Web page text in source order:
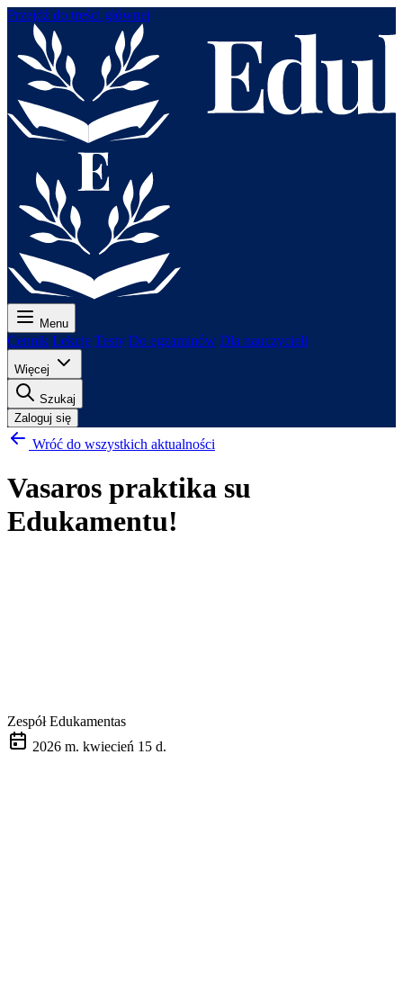
Przejdź do treści głównej
Menu
Cennik Lekcje Testy Do egzaminów Dla nauczycieli
Więcej
Szukaj
Zaloguj się
Wróć do wszystkich aktualności
Vasaros praktika su
Edukamentu!
Zespół Edukamentas
2026 m. kwiecień 15 d.